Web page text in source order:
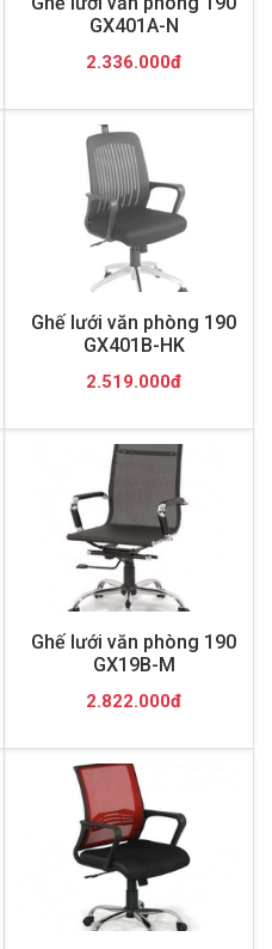
GX401A-N
2.336.000đ
Ghế lưới văn phòng 190
GX401B-HK
2.519.000đ
Ghế lưới văn phòng 190
GX19B-M
2.822.000đ